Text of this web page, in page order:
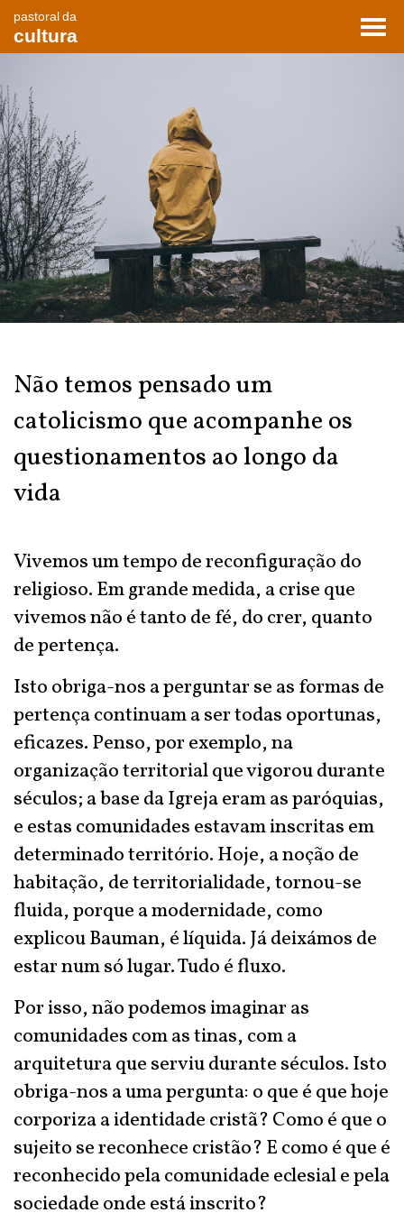
pastoral da
cultura
Não temos pensado um
catolicismo que acompanhe os
questionamentos ao longo da
vida
Vivemos um tempo de reconfiguração do
religioso. Em grande medida, a crise que
vivemos não é tanto de fé, do crer, quanto
de pertença.
Isto obriga-nos a perguntar se as formas de
pertença continuam a ser todas oportunas,
eficazes. Penso, por exemplo, na
organização territorial que vigorou durante
séculos; a base da Igreja eram as paróquias,
e estas comunidades estavam inscritas em
determinado território. Hoje, a noção de
habitação, de territorialidade, tornou-se
fluida, porque a modernidade, como
explicou Bauman, é líquida. Já deixámos de
estar num só lugar. Tudo é fluxo.
Por isso, não podemos imaginar as
comunidades com as tinas, com a
arquitetura que serviu durante séculos. Isto
obriga-nos a uma pergunta: o que é que hoje
corporiza a identidade cristã? Como é que o
sujeito se reconhece cristão? E como é que é
reconhecido pela comunidade eclesial e pela
sociedade onde está inscrito?